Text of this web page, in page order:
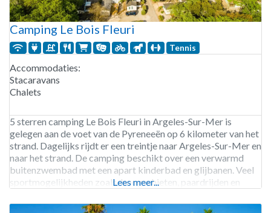
Camping Le Bois Fleuri
Tennis
Accommodaties:
Stacaravans
Chalets
5 sterren camping Le Bois Fleuri in Argeles-Sur-Mer is
gelegen aan de voet van de Pyreneeën op 6 kilometer van het
strand. Dagelijks rijdt er een treintje naar Argeles-Sur-Mer en
naar het strand. De camping beschikt over een verwarmd
buitenzwembad met een apart kinderbad en glijbanen. Veel
sportmogelijkheden zoals, boogschieten, paardrijden en
Lees meer...